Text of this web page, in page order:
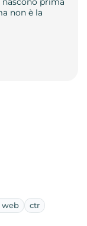
non è la
web ctr